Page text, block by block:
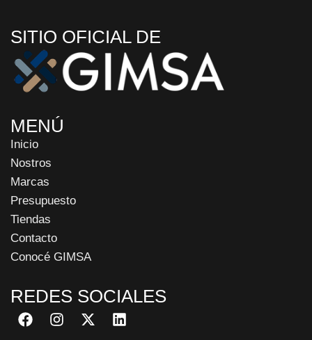
SITIO OFICIAL DE
MENÚ
Inicio
Nostros
Marcas
Presupuesto
Tiendas
Contacto
Conocé GIMSA
REDES SOCIALES